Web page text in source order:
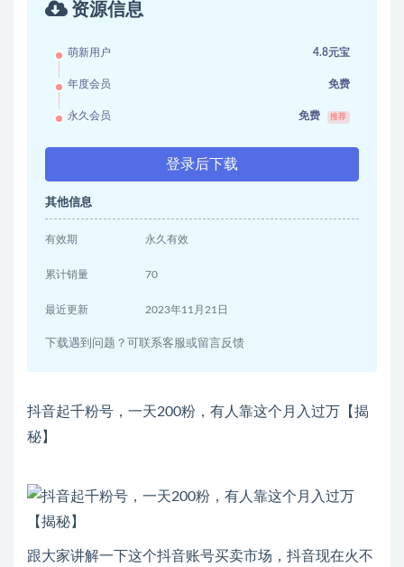
资源信息
萌新用户 4.8元宝
年度会员 免费
永久会员 免费 推荐
登录后下载
其他信息
有效期 永久有效
累计销量 70
最近更新 2023年11月21日
下载遇到问题？可联系客服或留言反馈
抖音起千粉号，一天200粉，有人靠这个月入过万【揭
秘】
跟大家讲解一下这个抖音账号买卖市场，抖音现在火不